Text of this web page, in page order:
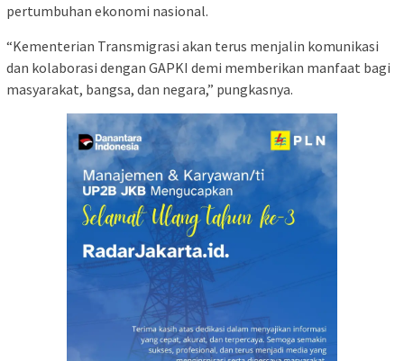
pertumbuhan ekonomi nasional.
“Kementerian Transmigrasi akan terus menjalin komunikasi
dan kolaborasi dengan GAPKI demi memberikan manfaat bagi
masyarakat, bangsa, dan negara,” pungkasnya.